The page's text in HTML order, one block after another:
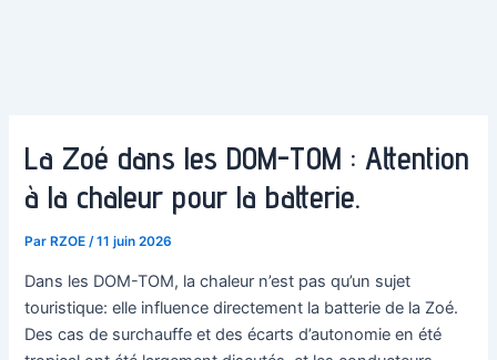
La Zoé dans les DOM-TOM : Attention
à la chaleur pour la batterie.
Par RZOE/11 juin 2026
Dans les DOM-TOM, la chaleur n’est pas qu’un sujet
touristique: elle influence directement la batterie de la Zoé.
Des cas de surchauffe et des écarts d’autonomie en été